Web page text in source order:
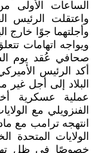
الساعات الأولى
واعتقلت الرئيس
وأجلتهما جوًا خارج
ويواجه اتهامات
صحافي عُقد يوم
أكد الرئيس
البلاد إلى أجل
عملية عسكرية
الفنزويلي مع
انتهجه ترامب مع
الولايات المتحدة
خصوصًا في ظل